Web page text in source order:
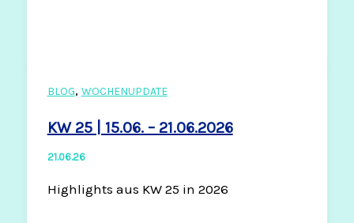
BLOG, WOCHENUPDATE
KW 25 | 15.06. – 21.06.2026
21.06.26
Highlights aus KW 25 in 2026